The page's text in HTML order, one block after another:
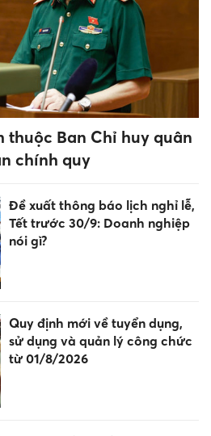
Sắp xếp mạng lưới trường
công lập gắn với bảo đảm
chất lượng giáo dục
sắp xếp trường học tại 47 xã,
phường
vào đợt mưa rất lớn